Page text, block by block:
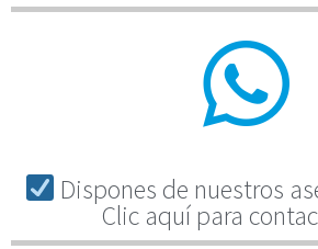
Dispones de nuestros
Clic aquí para